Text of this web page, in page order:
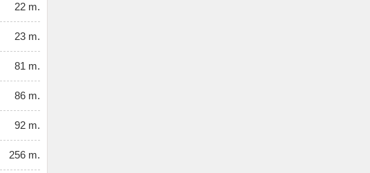
22 m.
23 m.
81 m.
86 m.
92 m.
256 m.